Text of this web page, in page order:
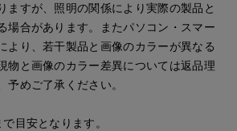
ますが、照明の関係により実際の製品と
場合があります。またパソコン・スマー
より、若干製品と画像のカラーが異なる
物と画像のカラー差異については返品理
予めご了承ください。
目安となります。